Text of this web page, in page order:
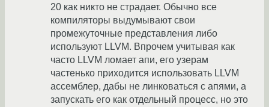
20 как никто не страдает. Обычно все
компиляторы выдумывают свои
промежуточные представления либо
используют LLVM. Впрочем учитывая как
часто LLVM ломает апи, его узерам
частенько приходится использовать LLVM
ассемблер, дабы не линковаться с апями, а
запускать его как отдельный процесс, но это